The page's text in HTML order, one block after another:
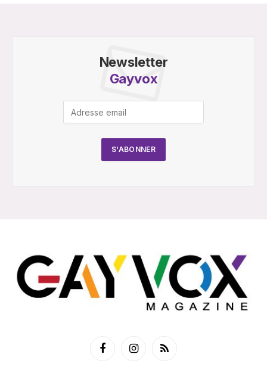
Newsletter
Gayvox
FacebookInstagramRSS